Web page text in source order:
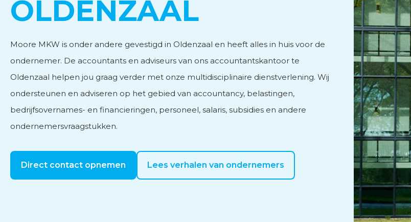
OLDENZAAL
Moore MKW is onder andere gevestigd in Oldenzaal en heeft alles in huis voor de
ondernemer. De accountants en adviseurs van ons accountantskantoor te
Oldenzaal helpen jou graag verder met onze multidisciplinaire dienstverlening. Wij
ondersteunen en adviseren op het gebied van accountancy, belastingen,
bedrijfsovernames- en financieringen, personeel, salaris, subsidies en andere
ondernemersvraagstukken.
Direct contact opnemen Lees verhalen van ondernemers